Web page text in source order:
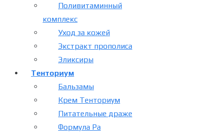
Поливитаминный
комплекс
Уход за кожей
Экстракт прополиса
Эликсиры
Тенториум
Бальзамы
Крем Тенториум
Питательные драже
Формула Ра